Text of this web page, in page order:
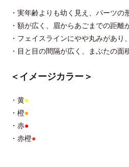
・実年齢よりも幼く見え、パーツの
・額が広く、眉からあごまでの距離
・フェイスラインにやや丸みがあり
・目と目の間隔が広く、まぶたの面
＜イメージカラー＞
・黄●
・橙●
・赤●
・赤橙●